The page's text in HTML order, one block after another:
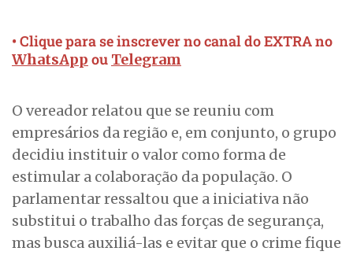
• Clique para se inscrever no canal do EXTRA no
WhatsApp ou Telegram
O vereador relatou que se reuniu com
empresários da região e, em conjunto, o grupo
decidiu instituir o valor como forma de
estimular a colaboração da população. O
parlamentar ressaltou que a iniciativa não
substitui o trabalho das forças de segurança,
mas busca auxiliá-las e evitar que o crime fique